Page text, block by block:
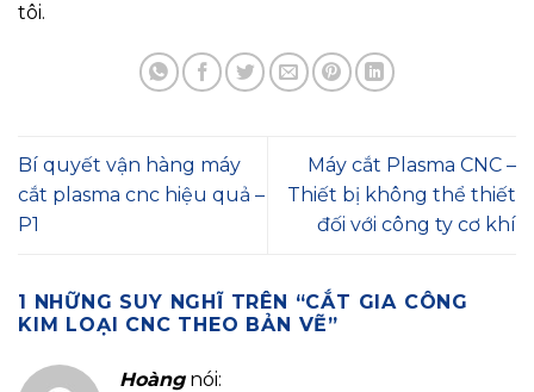
tôi.
Bí quyết vận hàng máy
cắt plasma cnc hiệu quả –
P1
Máy cắt Plasma CNC –
Thiết bị không thể thiết
đối với công ty cơ khí
1 NHỮNG SUY NGHĨ TRÊN “CẮT GIA CÔNG
KIM LOẠI CNC THEO BẢN VẼ”
Hoàng nói: